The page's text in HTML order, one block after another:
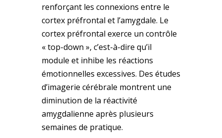
renforçant les connexions entre le
cortex préfrontal et l’amygdale. Le
cortex préfrontal exerce un contrôle
« top-down », c’est-à-dire qu’il
module et inhibe les réactions
émotionnelles excessives. Des études
d’imagerie cérébrale montrent une
diminution de la réactivité
amygdalienne après plusieurs
semaines de pratique.